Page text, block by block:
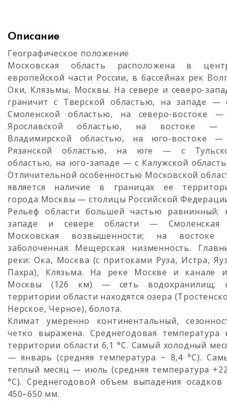
Описание
Географическое положение
Московская область расположена в
европейской части России, в бассейнах рек
Оки, Клязьмы, Москвы. На севере и северо-
граничит с Тверской областью, на западе —
Смоленской областью, на северо-востоке
Ярославской областью, на востоке
Владимирской областью, на юго-востоке
Рязанской областью, на юге — с
областью, на юго-западе — с Калужской
Отличительной особенностью Московской
является наличие в границах ее
города Москвы — столицы Российской
Рельеф области большей частью равнинный;
западе и севере области —
Московская возвышенности; на
заболоченная Мещерская низменность.
реки: Ока, Москва (с притоками Руза, Истра,
Пахра), Клязьма. На реке Москве и канале
Москвы (126 км) — сеть водохранилищ;
территории области находятся озера
Нерское, Черное), болота.
Климат умеренно континентальный,
четко выражена. Среднегодовая температура
территории области 6,1 °C. Самый холодный
— январь (средняя температура − 8,4 °C).
теплый месяц — июль (средняя температура
°C). Среднегодовой объем выпадения
450–650 мм.